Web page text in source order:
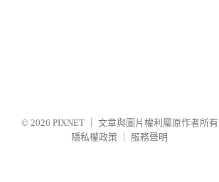
© 2026 PIXNET
文章與圖片權利屬原作者所有
隱私權政策
服務聲明